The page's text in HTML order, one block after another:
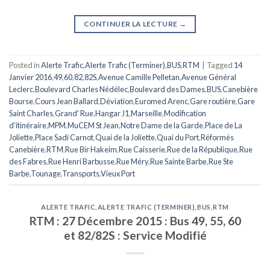
CONTINUER LA LECTURE →
Posted inAlerte Trafic,Alerte Trafic (Terminer),BUS,RTM Tagged 14
Janvier 2016,49,60,82,82S,Avenue Camille Pelletan,Avenue Général
Leclerc,Boulevard Charles Nédélec,Boulevard des Dames,BUS,Canebière
Bourse,Cours Jean Ballard,Déviation,Euromed Arenc,Gare routière,Gare
Saint Charles,Grand' Rue,Hangar J1,Marseille,Modification
d'itinéraire,MPM,MuCEM St Jean,Notre Dame de la Garde,Place de La
Joliette,Place Sadi Carnot,Quai de la Joliette,Quai du Port,Réformés
Canebière,RTM,Rue Bir Hakeim,Rue Caisserie,Rue de la République,Rue
des Fabres,Rue Henri Barbusse,Rue Méry,Rue Sainte Barbe,Rue Ste
Barbe,Tounage,Transports,Vieux Port
ALERTE TRAFIC ALERTE TRAFIC (TERMINER) BUS ,RTM
RTM : 27 Décembre 2015 : Bus 49, 55, 60
et 82/82S : Service Modifié